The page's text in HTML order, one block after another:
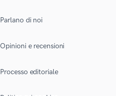
Parlano di noi
Opinioni e recensioni
Processo editoriale